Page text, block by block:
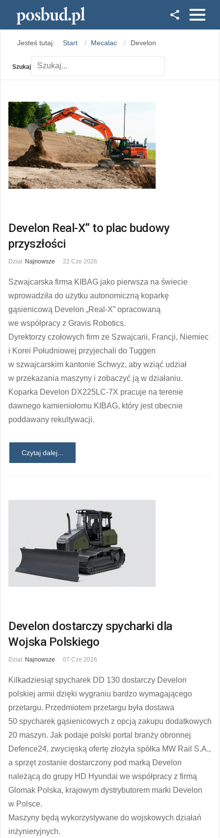
Instagram
Jesteś tutaj: Start Mecalac Develon
Szukaj
Develon Real-X” to plac budowy
przyszłości
Dział: Najnowsze 22 Cze 2026
Szwajcarska firma KIBAG jako pierwsza na świecie
wprowadziła do użytku autonomiczną koparkę
gąsienicową Develon „Real-X” opracowaną
we współpracy z Gravis Robotics.
Dyrektorzy czołowych firm ze Szwajcarii, Francji, Niemiec
i Korei Południowej przyjechali do Tuggen
w szwajcarskim kantonie Schwyz, aby wziąć udział
w przekazania maszyny i zobaczyć ją w działaniu.
Koparka Develon DX225LC-7X pracuje na terenie
dawnego kamieniołomu KIBAG, który jest obecnie
poddawany rekultywacji.
Czytaj dalej...
Develon dostarczy spycharki dla
Wojska Polskiego
Dział: Najnowsze 07 Cze 2026
Kilkadziesiąt spycharek DD 130 dostarczy Develon
polskiej armii dzięki wygraniu bardzo wymagającego
przetargu. Przedmiotem przetargu była dostawa
50 spycharek gąsienicowych z opcją zakupu dodatkowych
20 maszyn. Jak podaje polski portal branży obronnej
Defence24, zwycięską ofertę złożyła spółka MW Rail S.A.,
a sprzęt zostanie dostarczony pod marką Develon
należącą do grupy HD Hyundai we współpracy z firmą
Glomak Polska, krajowym dystrybutorem marki Develon
w Polsce.
Maszyny będą wykorzystywane do wojskowych działań
inżynieryjnych.